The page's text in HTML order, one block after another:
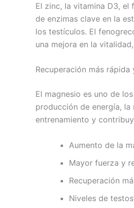
El zinc, la vitamina D3,
de enzimas clave en la
los testículos. El
una mejora en la
Recuperación más rápida
El magnesio es uno de
producción de energía,
entrenamiento y
Aumento de la
Mayor fuerza y
Recuperación
Niveles de